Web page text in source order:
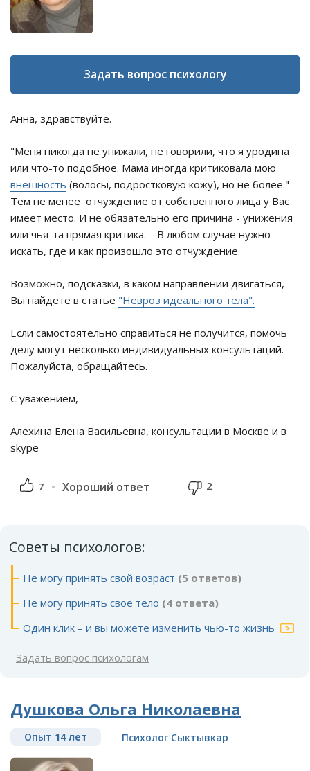
Задать вопрос психологу
Анна, здравствуйте.
"Меня никогда не унижали, не говорили, что я уродина
или что-то подобное. Мама иногда критиковала мою
внешность (волосы, подростковую кожу), но не более."
Тем не менее отчуждение от собственного лица у Вас
имеет место. И не обязательно его причина - унижения
или чья-та прямая критика. В любом случае нужно
искать, где и как произошло это отчуждение.
Возможно, подсказки, в каком направлении двигаться,
Вы найдете в статье "Невроз идеального тела".
Если самостоятельно справиться не получится, помочь
делу могут несколько индивидуальных консультаций.
Пожалуйста, обращайтесь.
С уважением,
Алёхина Елена Васильевна, консультации в Москве и в
skype
7 Хороший ответ 2
Советы психологов:
Не могу принять свой возраст (5 ответов)
Не могу принять свое тело (4 ответа)
Один клик – и вы можете изменить чью-то жизнь
Задать вопрос психологам
Душкова Ольга Николаевна
Опыт 14 лет Психолог Сыктывкар